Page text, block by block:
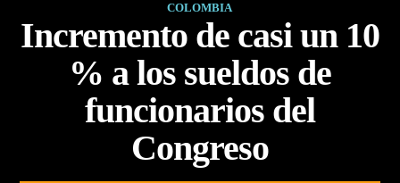
COLOMBIA
Incremento de casi un 10
% a los sueldos de
funcionarios del
Congreso